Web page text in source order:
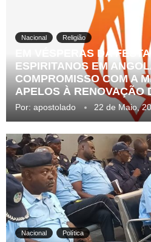
Nacional Religião
EM VÉSPERAS DA
ESPIRITANOS EM
COMPROMISSO COM A
APELOS À RENOVAÇÃO
Por: apostolado 22 de Maio,
Nacional Política